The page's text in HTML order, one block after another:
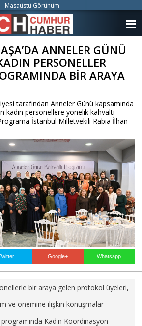
ANNELER GÜNÜ
PERSONELLER
BİR ARAYA
tarafından Anneler Günü kapsamında
kadın personellere yönelik kahvaltı
İstanbul Milletvekili Rabia İlhan
Google+ Whatsapp
bir araya gelen protokol üyeleri,
ve önemine ilişkin konuşmalar
Kadın Koordinasyon
Masaüstü Görünüm
KATEGORİLER
YAZARLAR
FOTO GALERİ
VİDEO GALERİ
KÜNYE
İLETİŞİM
Haberin Doğru Adresi.